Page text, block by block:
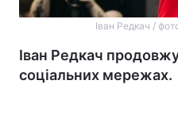
Іван Редкач /
Іван Редкач
соціальних мережах.